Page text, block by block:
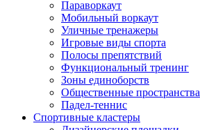
Параворкаут
Мобильный воркаут
Уличные тренажеры
Игровые виды спорта
Полосы препятствий
Функциональный тренинг
Зоны единоборств
Общественные пространства
Падел-теннис
Спортивные кластеры